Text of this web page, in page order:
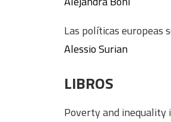
Las políticas europeas
Alessio Surian
LIBROS
Poverty and inequality